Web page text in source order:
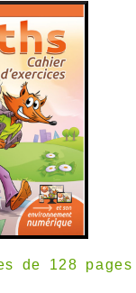
de 128 pages